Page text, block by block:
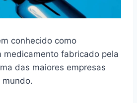
conhecido como
medicamento fabricado pela
das maiores empresas